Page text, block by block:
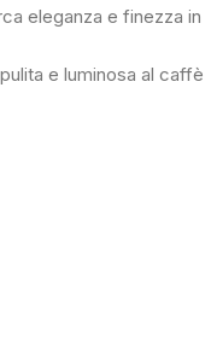
eleganza e finezza in
e luminosa al caffè